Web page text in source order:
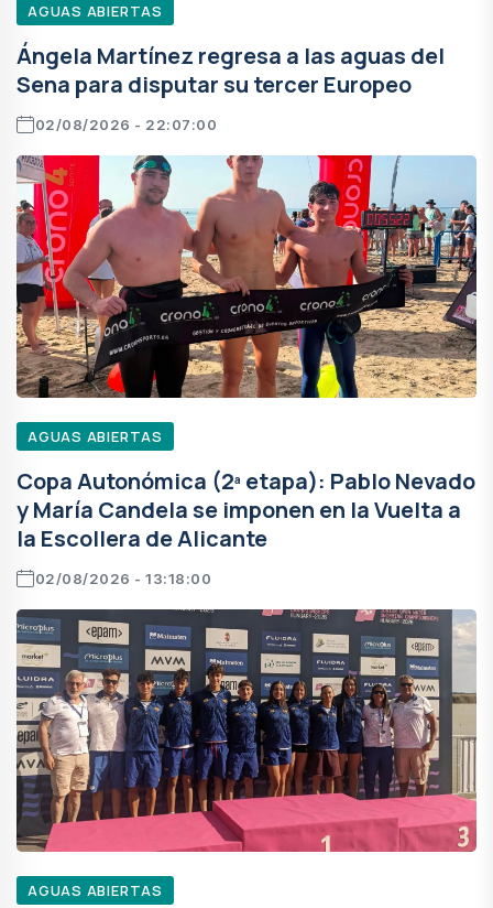
AGUAS ABIERTAS
Ángela Martínez regresa a las aguas del
Sena para disputar su tercer Europeo
02/08/2026 - 22:07:00
AGUAS ABIERTAS
Copa Autonómica (2ª etapa): Pablo Nevado
y María Candela se imponen en la Vuelta a
la Escollera de Alicante
02/08/2026 - 13:18:00
AGUAS ABIERTAS